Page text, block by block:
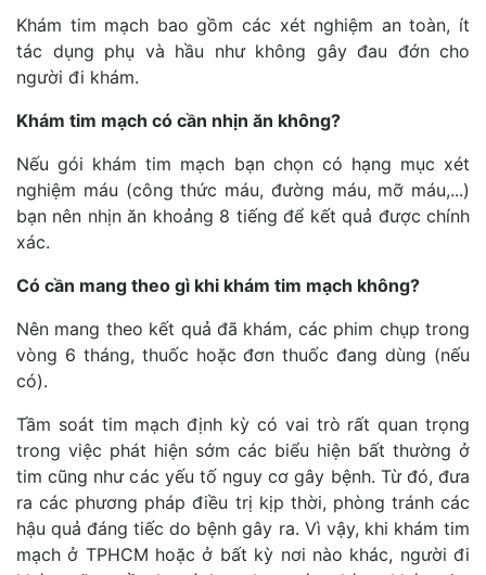
Khám tim mạch bao gồm các xét nghiệm an toàn, ít
tác dụng phụ và hầu như không gây đau đớn cho
người đi khám.
Khám tim mạch có cần nhịn ăn không?
Nếu gói khám tim mạch bạn chọn có hạng mục xét
nghiệm máu (công thức máu, đường máu, mỡ máu,...)
bạn nên nhịn ăn khoảng 8 tiếng để kết quả được chính
xác.
Có cần mang theo gì khi khám tim mạch không?
Nên mang theo kết quả đã khám, các phim chụp trong
vòng 6 tháng, thuốc hoặc đơn thuốc đang dùng (nếu
có).
Tầm soát tim mạch định kỳ có vai trò rất quan trọng
trong việc phát hiện sớm các biểu hiện bất thường ở
tim cũng như các yếu tố nguy cơ gây bệnh. Từ đó, đưa
ra các phương pháp điều trị kịp thời, phòng tránh các
hậu quả đáng tiếc do bệnh gây ra. Vì vậy, khi khám tim
mạch ở TPHCM hoặc ở bất kỳ nơi nào khác, người đi